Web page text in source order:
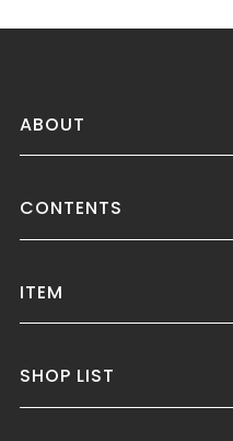
ABOUT
CONTENTS
ITEM
SHOP LIST